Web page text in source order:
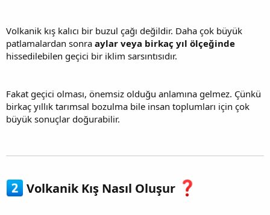
Volkanik kış kalıcı bir buzul çağı değildir. Daha çok büyük
patlamalardan sonra aylar veya birkaç yıl ölçeğinde
hissedilebilen geçici bir iklim sarsıntısıdır.
Fakat geçici olması, önemsiz olduğu anlamına gelmez. Çünkü
birkaç yıllık tarımsal bozulma bile insan toplumları için çok
büyük sonuçlar doğurabilir.
Volkanik Kış Nasıl Oluşur